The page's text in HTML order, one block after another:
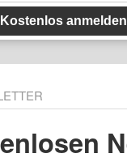
Kostenlos anmelden